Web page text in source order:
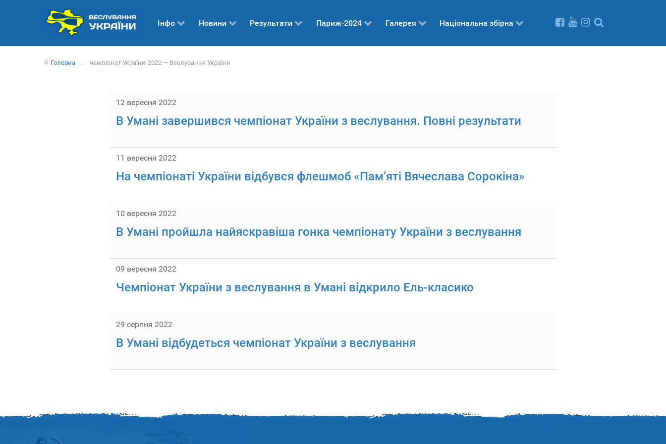
Інфо Новини Результати Париж-2024 Галерея Національна збірна
Головна → чемпіонат України-2022 — Веслування України
12 вересня 2022
В Умані завершився чемпіонат України з веслування. Повні результати
11 вересня 2022
На чемпіонаті України відбувся флешмоб «Пам’яті Вячеслава Сорокіна»
10 вересня 2022
В Умані пройшла найяскравіша гонка чемпіонату України з веслування
09 вересня 2022
Чемпіонат України з веслування в Умані відкрило Ель-класико
29 серпня 2022
В Умані відбудеться чемпіонат України з веслування